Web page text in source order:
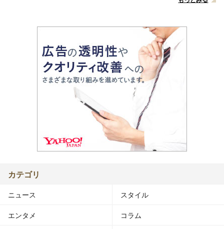
カテゴリ
ニュース スタイル
エンタメ コラム